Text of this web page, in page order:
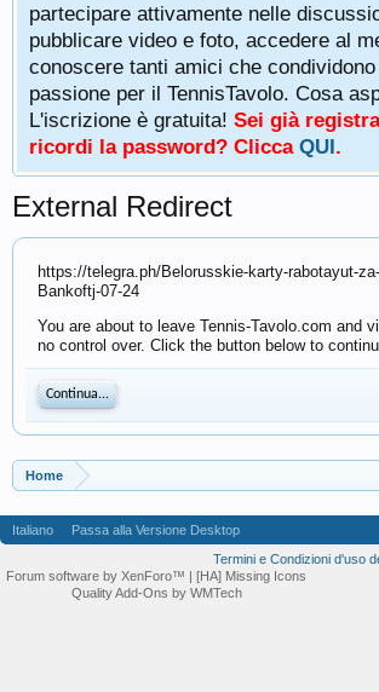
partecipare attivamente nelle
pubblicare video e foto, accedere al
conoscere tanti amici che
passione per il TennisTavolo. Cosa
L'iscrizione è gratuita! Sei già
ricordi la password? Clicca QUI.
External Redirect
https://telegra.ph/Belorusskie-karty-rabotayut-
Bankoftj-07-24
You are about to leave Tennis-Tavolo.com and
no control over. Click the button below to
Continua...
Home
Italiano Passa alla Versione Desktop
Termini e Condizioni d'uso
Forum software by XenForo™ | [HA] Missing Icons
Quality Add-Ons by WMTech